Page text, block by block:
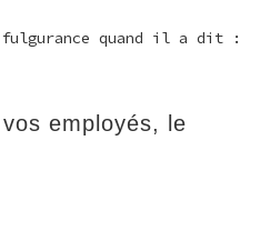
fulgurance quand il a dit :
employés, le